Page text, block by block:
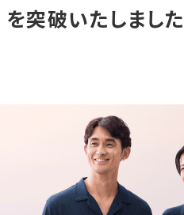
を突破いたしました